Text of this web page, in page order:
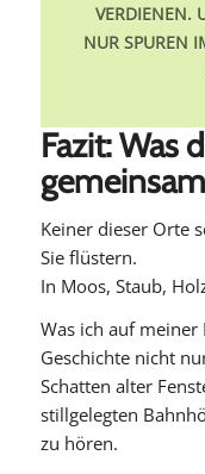
VERDIENEN.
NUR SPUREN
Fazit: Was
Keiner dieser Orte
Sie flüstern.
In Moos, Staub,
Was ich auf meiner
Geschichte nicht
Schatten alter
stillgelegten
zu hören.